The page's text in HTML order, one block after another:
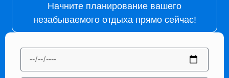
Начните планирование вашего
незабываемого отдыха прямо сейчас!